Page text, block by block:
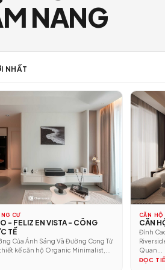
MỚI
NANG